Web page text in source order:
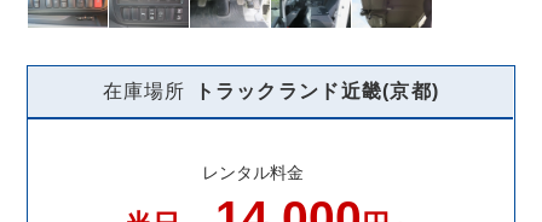
在庫場所 トラックランド近畿(京都)
レンタル料金